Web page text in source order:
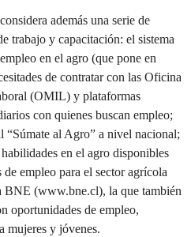
además una serie de
trabajo y capacitación: el sistema
en el agro (que pone en
de contratar con las Oficina
(OMIL) y plataformas
con quienes buscan empleo;
“Súmate al Agro” a nivel nacional;
en el agro disponibles
empleo para el sector agrícola
BNE (www.bne.cl), la que también
oportunidades de empleo,
mujeres y jóvenes.